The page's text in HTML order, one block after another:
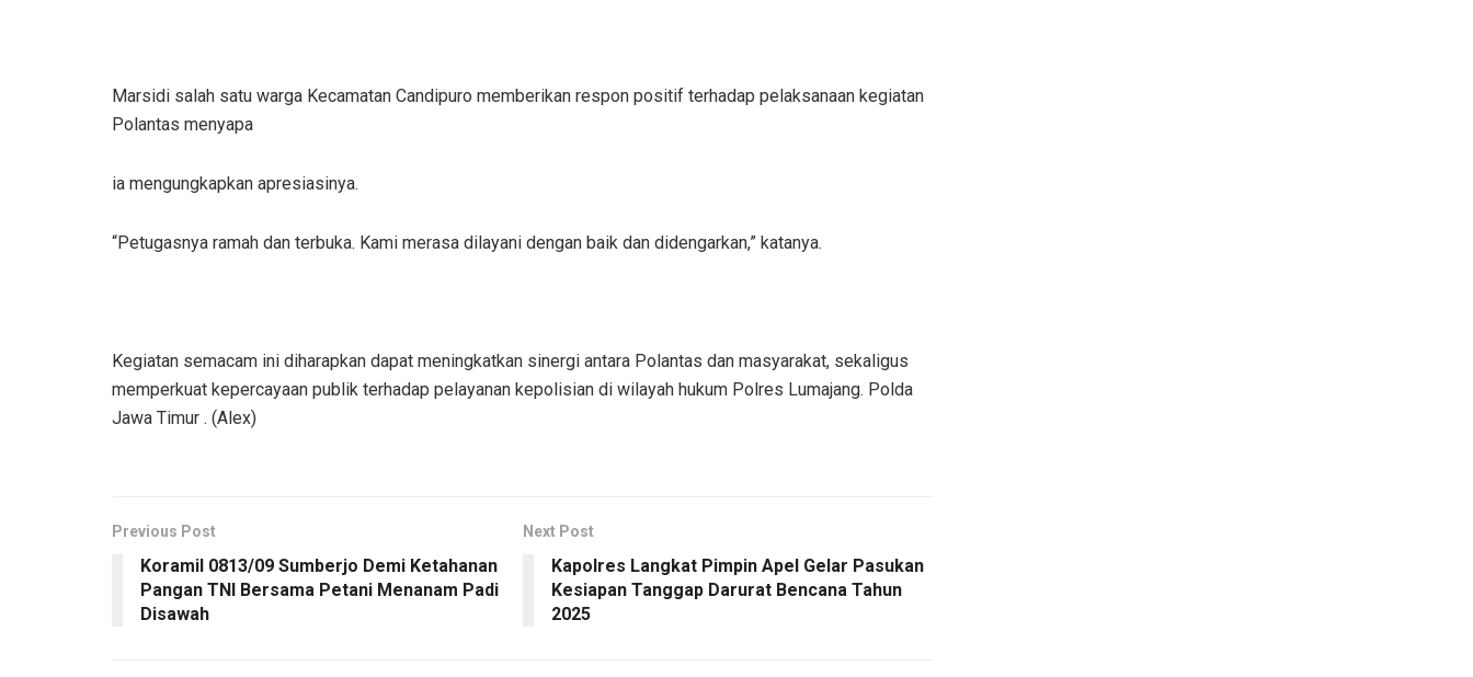
Marsidi salah satu warga Kecamatan Candipuro memberikan respon positif terhadap pelaksanaan kegiatan
Polantas menyapa
ia mengungkapkan apresiasinya.
“Petugasnya ramah dan terbuka. Kami merasa dilayani dengan baik dan didengarkan,” katanya.
Kegiatan semacam ini diharapkan dapat meningkatkan sinergi antara Polantas dan masyarakat, sekaligus
memperkuat kepercayaan publik terhadap pelayanan kepolisian di wilayah hukum Polres Lumajang. Polda
Jawa Timur . (Alex)
Previous Post
Koramil 0813/09 Sumberjo Demi Ketahanan
Pangan TNI Bersama Petani Menanam Padi
Disawah
Next Post
Kapolres Langkat Pimpin Apel Gelar Pasukan
Kesiapan Tanggap Darurat Bencana Tahun
2025